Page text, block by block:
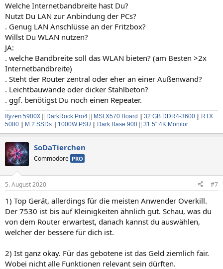
Welche Internetbandbreite hast Du?
Nutzt Du LAN zur Anbindung der PCs?
. Genug LAN Anschlüsse an der Fritzbox?
Willst Du WLAN nutzen?
JA:
. welche Bandbreite soll das WLAN bieten? (am Besten >2x
Internetbandbreite)
. Steht der Router zentral oder eher an einer Außenwand?
. Leichtbauwände oder dicker Stahlbeton?
. ggf. benötigst Du noch einen Repeater.
Ryzen 5900X DarkRock Pro4 MSI X570 Board 32 GB DDR4-3600
RTX
5080
M.2 SSDs 1000W PSU Dark Base 900 31.5" 4K Monitor
SoDaTierchen
Commodore PRO
5. August 2020 #7
1) Top Gerät, allerdings für die meisten Anwender Overkill.
Der 7530 ist bis auf Kleinigkeiten ähnlich gut. Schau, was du
von dem Router erwartest, danach kannst du auswählen,
welcher der bessere für dich ist.
2) Ist ganz okay. Für das gebotene ist das Geld ziemlich fair.
Wobei nicht alle Funktionen relevant sein dürften.